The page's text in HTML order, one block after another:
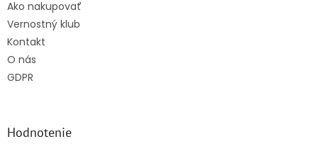
Ako nakupovať
Vernostný klub
Kontakt
O nás
GDPR
Hodnotenie